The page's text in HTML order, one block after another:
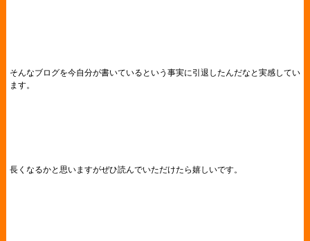
そんなブログを今自分が書いているという事実に引退したんだなと実感してい
ます。
長くなるかと思いますがぜひ読んでいただけたら嬉しいです。